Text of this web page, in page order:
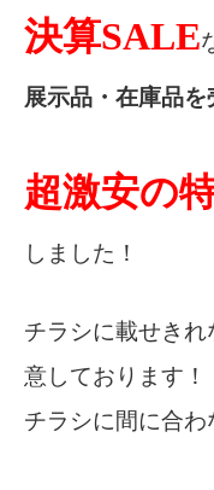
決算SALE
展示品・在庫品を
超激安の
しました！
チラシに載せき
意しております！
チラシに間に合わ